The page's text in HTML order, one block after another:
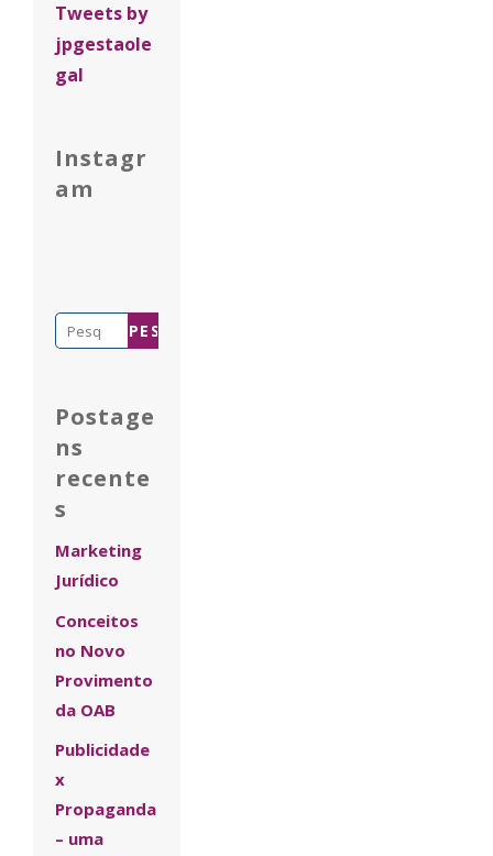
Tweets by
jpgestaole
gal
Instagr
am
Pesquisar
Postage
ns
recente
s
Marketing
Jurídico
Conceitos
no Novo
Provimento
da OAB
Publicidade
x
Propaganda
– uma